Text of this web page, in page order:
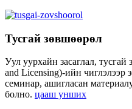
Тусгай зөвшөөрөл
Уул уурхайн засаглал,
and Licensing)-ийн чиглэлээр
семинар, ашигласан
болно. цааш унших